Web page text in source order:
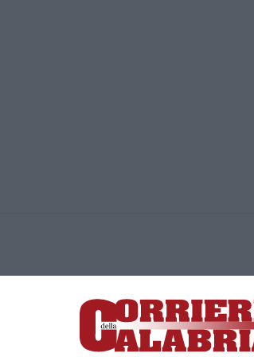
Lamezia Terme (CZ)
responsabile Paola Militano |Privacy